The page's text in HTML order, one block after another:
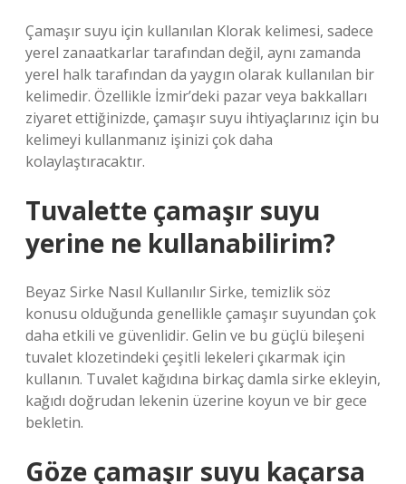
Çamaşır suyu için kullanılan Klorak kelimesi, sadece
yerel zanaatkarlar tarafından değil, aynı zamanda
yerel halk tarafından da yaygın olarak kullanılan bir
kelimedir. Özellikle İzmir’deki pazar veya bakkalları
ziyaret ettiğinizde, çamaşır suyu ihtiyaçlarınız için bu
kelimeyi kullanmanız işinizi çok daha
kolaylaştıracaktır.
Tuvalette çamaşır suyu
yerine ne kullanabilirim?
Beyaz Sirke Nasıl Kullanılır Sirke, temizlik söz
konusu olduğunda genellikle çamaşır suyundan çok
daha etkili ve güvenlidir. Gelin ve bu güçlü bileşeni
tuvalet klozetindeki çeşitli lekeleri çıkarmak için
kullanın. Tuvalet kağıdına birkaç damla sirke ekleyin,
kağıdı doğrudan lekenin üzerine koyun ve bir gece
bekletin.
Göze çamaşır suyu kaçarsa